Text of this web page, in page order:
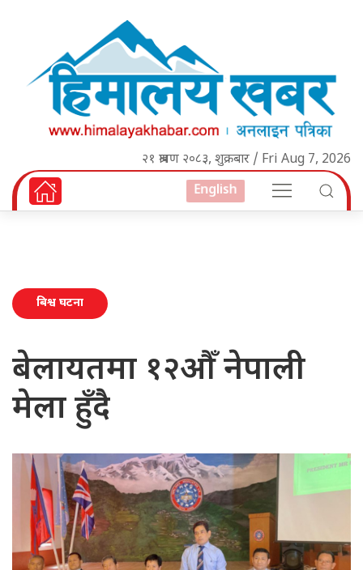
२१ श्रावण २०८३, शुक्रबार / Fri Aug 7, 2026
English
बिश्व घटना
बेलायतमा १२औँ नेपाली
मेला हुँदै